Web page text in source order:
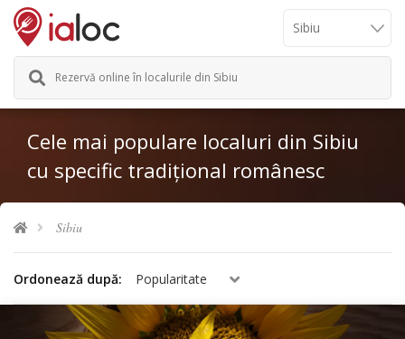
Rezervă online în localurile din Sibiu
Cele mai populare localuri din Sibiu
cu specific tradițional românesc
Sibiu
Ordonează după: Popularitate